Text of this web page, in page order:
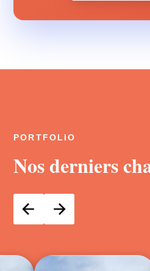
PORTFOLIO
Nos derniers